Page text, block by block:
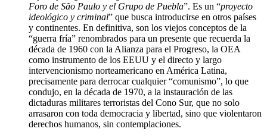
Foro de São Paulo y el Grupo de Puebla”. Es un “proyecto
ideológico y criminal” que busca introducirse en otros países
y continentes. En definitiva, son los viejos conceptos de la
“guerra fría” renombrados para un presente que recuerda la
década de 1960 con la Alianza para el Progreso, la OEA
como instrumento de los EEUU y el directo y largo
intervencionismo norteamericano en América Latina,
precisamente para derrocar cualquier “comunismo”, lo que
condujo, en la década de 1970, a la instauración de las
dictaduras militares terroristas del Cono Sur, que no solo
arrasaron con toda democracia y libertad, sino que violentaron
derechos humanos, sin contemplaciones.